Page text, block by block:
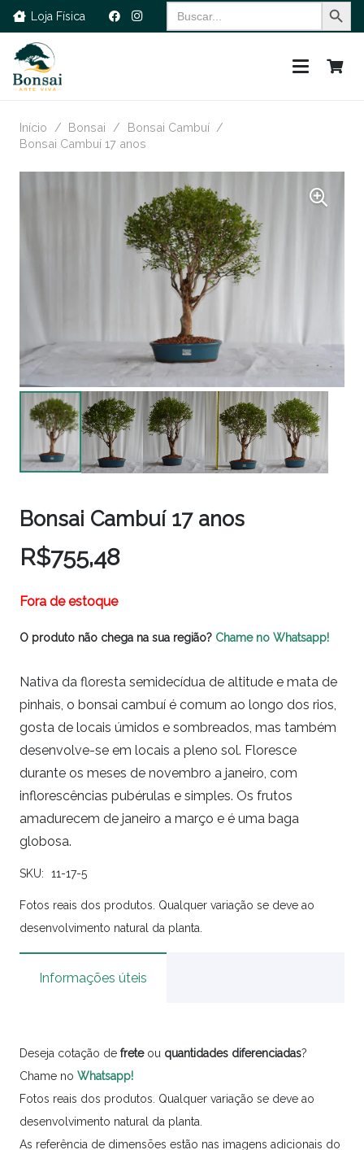
Loja Física
Search
for:
Início / Bonsai / Bonsai Cambuí /
Bonsai Cambuí 17 anos
Bonsai Cambuí 17 anos
R$755,48
Fora de estoque
O produto não chega na sua região? Chame no Whatsapp!
Nativa da floresta semidecídua de altitude e mata de
pinhais, o bonsai cambuí é comum ao longo dos rios,
gosta de locais úmidos e sombreados, mas também
desenvolve-se em locais a pleno sol. Floresce
durante os meses de novembro a janeiro, com
inflorescências pubérulas e simples. Os frutos
amadurecem de janeiro a março e é uma baga
globosa.
SKU: 11-17-5
Fotos reais dos produtos. Qualquer variação se deve ao
desenvolvimento natural da planta.
Informações úteis
Deseja cotação de freteou quantidades diferenciadas?
Chame no Whatsapp!
Fotos reais dos produtos. Qualquer variação se deve ao
desenvolvimento natural da planta.
As referência de dimensões estão nas imagens adicionais do